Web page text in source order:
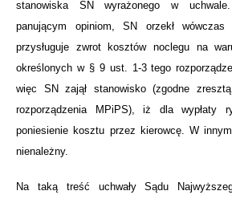
stanowiska SN wyrażonego w
panującym opiniom, SN orzekł
przysługuje zwrot kosztów noclegu na
określonych w § 9 ust. 1-3 tego
więc SN zajął stanowisko (zgodne
rozporządzenia MPiPS), iż dla wypłaty
poniesienie kosztu przez kierowcę. W
nienależny.
Na taką treść uchwały Sądu